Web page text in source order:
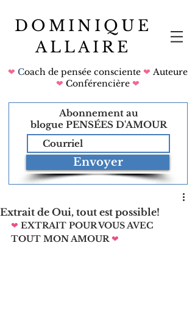
DOMINIQUE
ALLAIRE
❤ Coach de pensée consciente ❤ Auteure
❤ Conférencière ❤
Abonnement au
blogue PENSÉES D'AMOUR
Envoyer
Extrait de Oui, tout est possible!
❤ EXTRAIT POUR VOUS AVEC
TOUT MON AMOUR ❤